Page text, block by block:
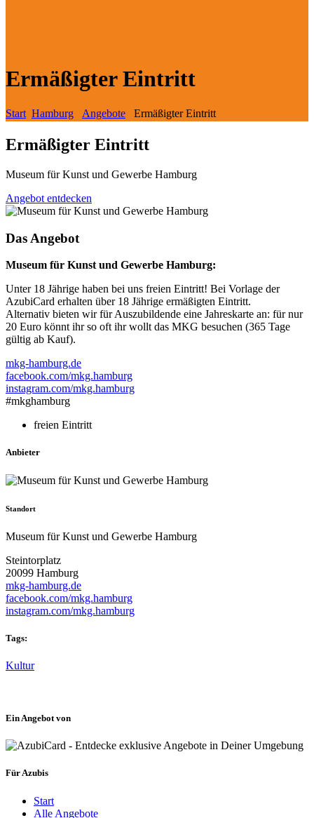
Ermäßigter Eintritt
Start Hamburg Angebote Ermäßigter Eintritt
Ermäßigter Eintritt
Museum für Kunst und Gewerbe Hamburg
Angebot entdecken
Das Angebot
Museum für Kunst und Gewerbe Hamburg:
Unter 18 Jährige haben bei uns freien Eintritt! Bei Vorlage der
AzubiCard erhalten über 18 Jährige ermäßigten Eintritt.
Alternativ bieten wir für Auszubildende eine Jahreskarte an: für nur
20 Euro könnt ihr so oft ihr wollt das MKG besuchen (365 Tage
gültig ab Kauf).
mkg-hamburg.de
facebook.com/mkg.hamburg
instagram.com/mkg.hamburg
#mkghamburg
freien Eintritt
Anbieter
Standort
Museum für Kunst und Gewerbe Hamburg
Steintorplatz
20099 Hamburg
mkg-hamburg.de
facebook.com/mkg.hamburg
instagram.com/mkg.hamburg
Tags:
Kultur
Ein Angebot von
Für Azubis
Start
Alle Angebote